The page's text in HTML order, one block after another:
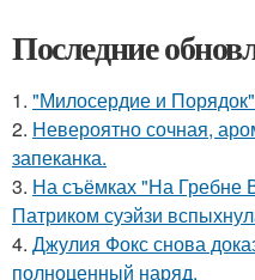
Последние
1. "Милосердие и Порядок"
2. Невероятно сочная,
запеканка.
3. На съёмках "На Гребне
Патриком суэйзи
4. Джулия Фокс снова
полноценный наряд.